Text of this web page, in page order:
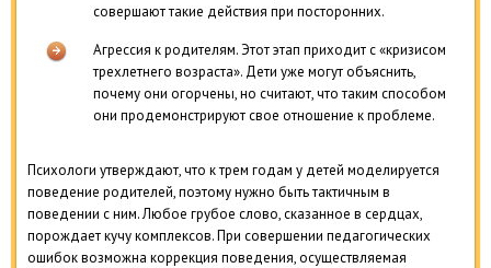
совершают такие действия при посторонних.
Агрессия к родителям. Этот этап приходит с «кризисом
трехлетнего возраста». Дети уже могут объяснить,
почему они огорчены, но считают, что таким способом
они продемонстрируют свое отношение к проблеме.
Психологи утверждают, что к трем годам у детей моделируется
поведение родителей, поэтому нужно быть тактичным в
поведении с ним. Любое грубое слово, сказанное в сердцах,
порождает кучу комплексов. При совершении педагогических
ошибок возможна коррекция поведения, осуществляемая